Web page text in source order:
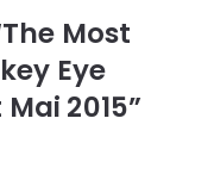
Most
Eye
2015”